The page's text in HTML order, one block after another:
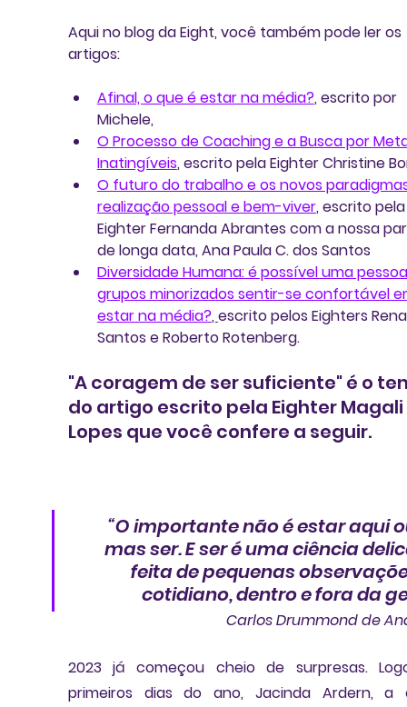
Aqui no blog da Eight, você também pode ler os
artigos:
Afinal, o que é estar na média?, escrito por
Michele,
O Processo de Coaching e a Busca por
Inatingíveis, escrito pela Eighter Christine
O futuro do trabalho e os novos
realização pessoal e bem-viver, escrito pela
Eighter Fernanda Abrantes com a nossa
de longa data, Ana Paula C. dos Santos
Diversidade Humana: é possível uma
grupos minorizados sentir-se confortável
estar na média?, escrito pelos Eighters
Santos e Roberto Rotenberg.
"A coragem de ser suficiente" é o
do artigo escrito pela Eighter Magali
Lopes que você confere a seguir.
“O importante não é estar aqui
mas ser. E ser é uma ciência
feita de pequenas
cotidiano, dentro e fora da
Carlos Drummond de
2023 já começou cheio de surpresas.
primeiros dias do ano, Jacinda Ardern, a